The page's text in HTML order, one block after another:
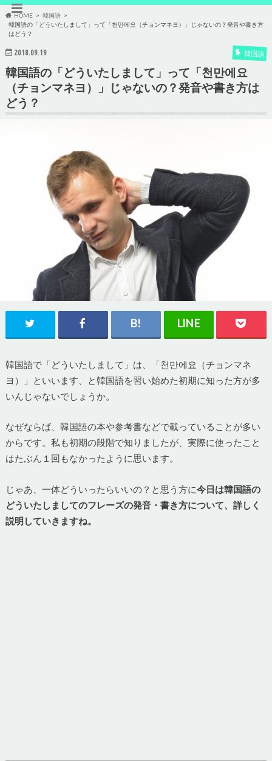
HOME
韓国語
韓国語の「どういたしまして」って「천만에요（チョンマネヨ）」じゃないの？発音や書き方
はどう？
2018.09.19 韓国語
韓国語の「どういたしまして」って「천만에요
（チョンマネヨ）」じゃないの？発音や書き方は
どう？
韓国語で「どういたしまして」は、「천만에요（チョンマネ
ヨ）」といいます、と韓国語を習い始めた初期に知った方が多
いんじゃないでしょうか。
なぜならば、韓国語の本や参考書などで載っていることが多い
からです。私も初期の段階で知りましたが、実際に使ったこと
はたぶん１回もなかったように思います。
じゃあ、一体どういったらいいの？と思う方に今日は韓国語の
どういたしましてのフレーズの発音・書き方について、詳しく
説明していきますね。